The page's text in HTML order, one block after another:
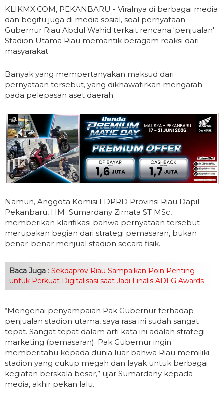
KLIKMX.COM, PEKANBARU - Viralnya di berbagai media
dan begitu juga di media sosial, soal pernyataan
Gubernur Riau Abdul Wahid terkait rencana 'penjualan'
Stadion Utama Riau memantik beragam reaksi dari
masyarakat.
Banyak yang mempertanyakan maksud dari
pernyataan tersebut, yang dikhawatirkan mengarah
pada pelepasan aset daerah.
Namun, Anggota Komisi I DPRD Provinsi Riau Dapil
Pekanbaru, HM Sumardany Zirnata ST MSc,
memberikan klarifikasi bahwa pernyataan tersebut
merupakan bagian dari strategi pemasaran, bukan
benar-benar menjual stadion secara fisik.
Baca Juga : Sekdaprov Riau Sampaikan Poin Penting
untuk Perkuat Digitalisasi saat Jadi Finalis ADLG Awards
“Mengenai penyampaian Pak Gubernur terhadap
penjualan stadion utama, saya rasa ini sudah sangat
tepat. Sangat tepat dalam arti kata ini adalah strategi
marketing (pemasaran). Pak Gubernur ingin
memberitahu kepada dunia luar bahwa Riau memiliki
stadion yang cukup megah dan layak untuk berbagai
kegiatan berskala besar,” ujar Sumardany kepada
media, akhir pekan lalu.